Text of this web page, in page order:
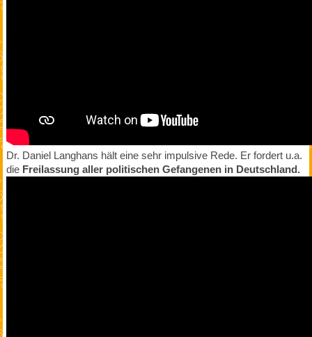
Dr. Daniel Langhans hält eine sehr impulsive Rede. Er fordert u.a.
die Freilassung aller politischen Gefangenen in Deutschland.